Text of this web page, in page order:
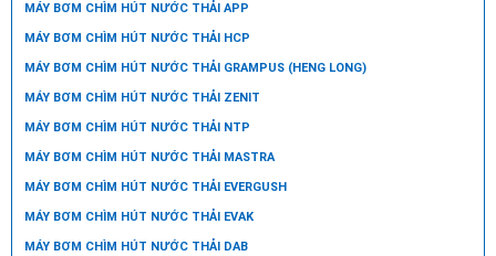
MÁY BƠM CHÌM HÚT NƯỚC THẢI APP
MÁY BƠM CHÌM HÚT NƯỚC THẢI HCP
MÁY BƠM CHÌM HÚT NƯỚC THẢI GRAMPUS (HENG LONG)
MÁY BƠM CHÌM HÚT NƯỚC THẢI ZENIT
MÁY BƠM CHÌM HÚT NƯỚC THẢI NTP
MÁY BƠM CHÌM HÚT NƯỚC THẢI MASTRA
MÁY BƠM CHÌM HÚT NƯỚC THẢI EVERGUSH
MÁY BƠM CHÌM HÚT NƯỚC THẢI EVAK
MÁY BƠM CHÌM HÚT NƯỚC THẢI DAB